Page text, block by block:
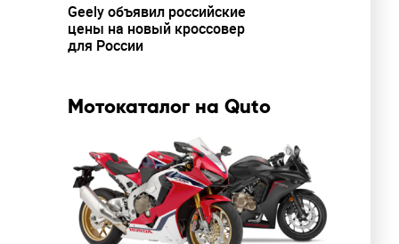
Geely объявил российские
цены на новый кроссовер
для России
Мотокаталог на Quto